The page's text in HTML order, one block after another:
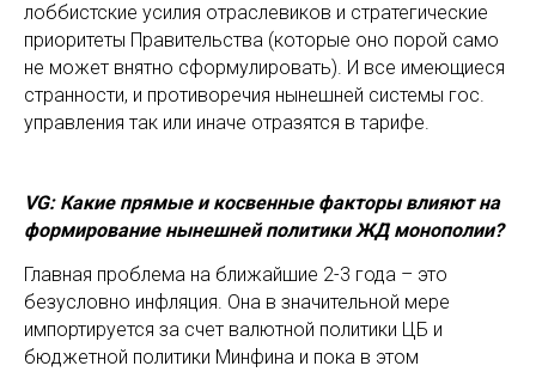
лоббистские усилия отраслевиков и стратегические
приоритеты Правительства (которые оно порой само
не может внятно сформулировать). И все имеющиеся
странности, и противоречия нынешней системы гос.
управления так или иначе отразятся в тарифе.
VG: Какие прямые и косвенные факторы влияют на
формирование нынешней политики ЖД монополии?
Главная проблема на ближайшие 2-3 года – это
безусловно инфляция. Она в значительной мере
импортируется за счет валютной политики ЦБ и
бюджетной политики Минфина и пока в этом